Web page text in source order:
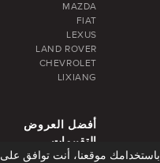
MAZDA
FIAT
LEXUS
LAND ROVER
CHEVROLET
LIXIANG
أفضل العروض
التقييمات
مدونة
باستخدامك موقعنا، أنت توافق على